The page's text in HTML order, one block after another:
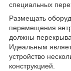
специальных
Размещать
перемещения
должны
Идеальным
устройство
конструкцией.